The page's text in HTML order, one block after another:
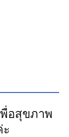
อสุขภาพ